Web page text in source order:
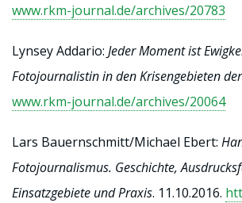
www.rkm-journal.de/archives/20783
Lynsey Addario: Jeder Moment ist
Fotojournalistin in den Krisengebieten
www.rkm-journal.de/archives/20064
Lars Bauernschmitt/Michael Ebert:
Fotojournalismus. Geschichte,
Einsatzgebiete und Praxis. 11.10.2016.